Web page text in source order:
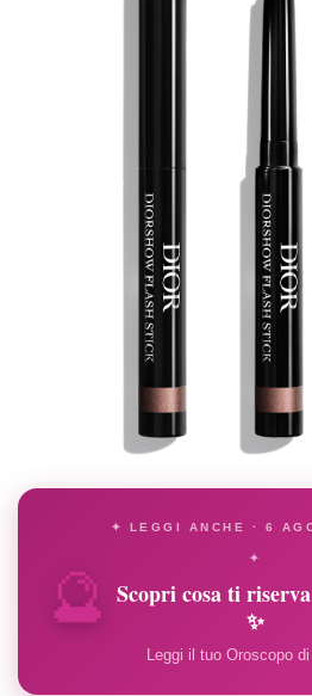
🔮
✦ LEGGI ANCHE · 6
✦
Scopri cosa ti
✨
Leggi il tuo Oroscopo